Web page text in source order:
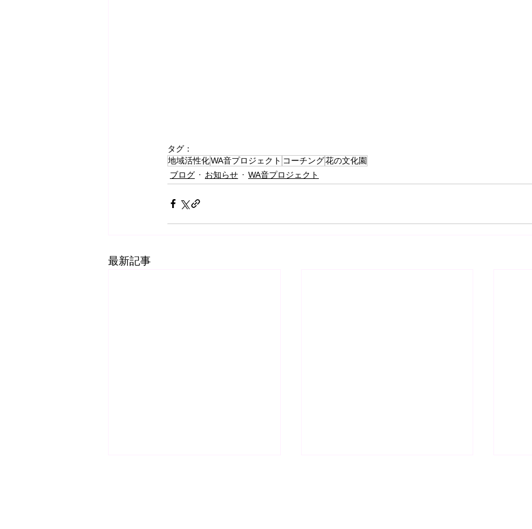
タグ：
地域活性化WA音プロジェクト コーチング花の文化園
ブログ
お知らせ WA音プロジェクト
最新記事